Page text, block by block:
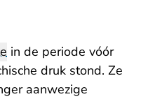
in de periode vóór
druk stond. Ze
aanwezige